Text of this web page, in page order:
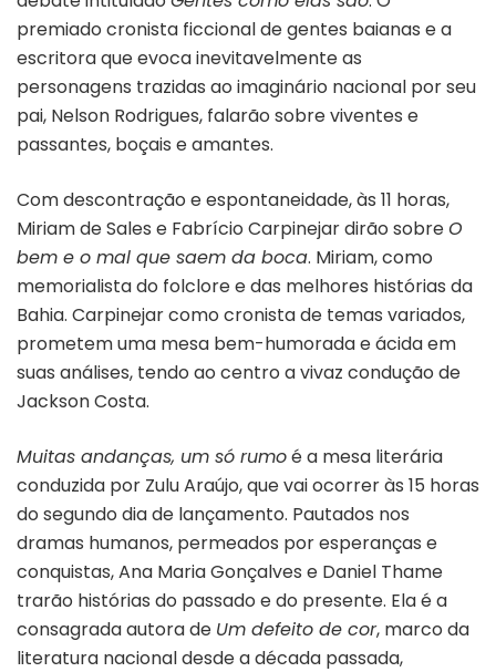
premiado cronista ficcional de gentes baianas e a
escritora que evoca inevitavelmente as
personagens trazidas ao imaginário nacional por seu
pai, Nelson Rodrigues, falarão sobre viventes e
passantes, boçais e amantes.
Com descontração e espontaneidade, às 11 horas,
Miriam de Sales e Fabrício Carpinejar dirão sobreO
bem e o mal que saem da boca. Miriam, como
memorialista do folclore e das melhores histórias da
Bahia. Carpinejar como cronista de temas variados,
prometem uma mesa bem-humorada e ácida em
suas análises, tendo ao centro a vivaz condução de
Jackson Costa.
Muitas andanças, um só rumoé a mesa literária
conduzida por Zulu Araújo, que vai ocorrer às 15 horas
do segundo dia de lançamento. Pautados nos
dramas humanos, permeados por esperanças e
conquistas, Ana Maria Gonçalves e Daniel Thame
trarão histórias do passado e do presente. Ela é a
consagrada autora de Um defeito de cor, marco da
literatura nacional desde a década passada,